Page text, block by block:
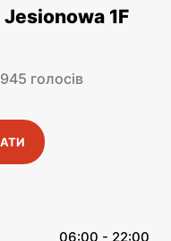
1F
голосів
06:00 - 22:00